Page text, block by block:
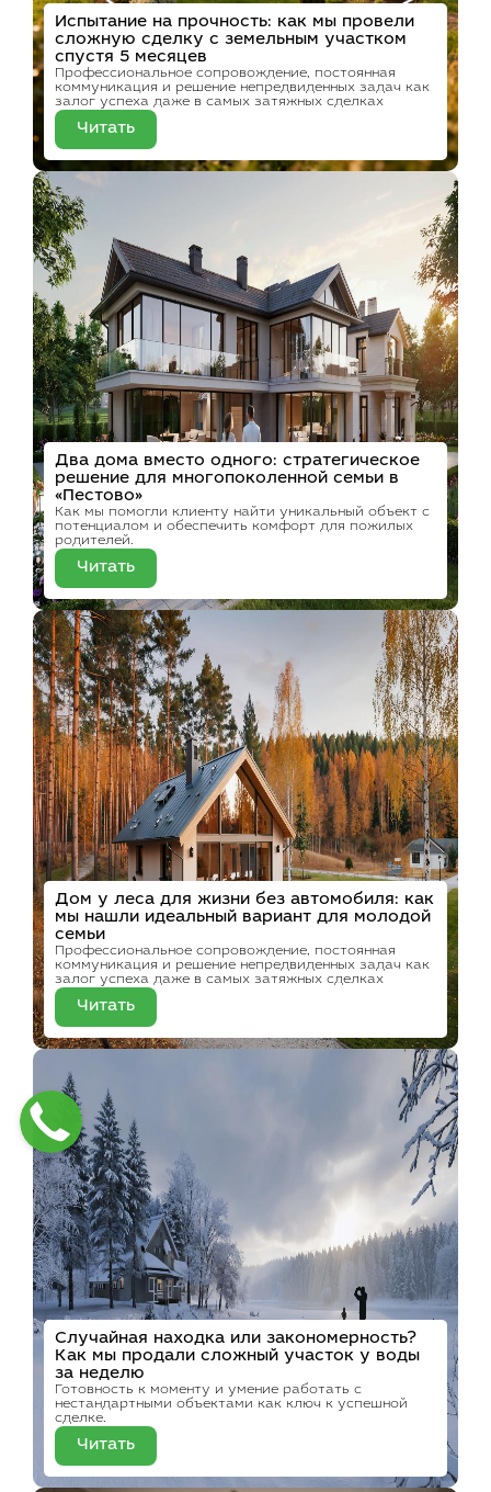
Испытание на прочность: как мы провели
сложную сделку с земельным участком
спустя 5 месяцев
Профессиональное сопровождение, постоянная
коммуникация и решение непредвиденных задач как
залог успеха даже в самых затяжных сделках
Читать
Два дома вместо одного: стратегическое
решение для многопоколенной семьи в
«Пестово»
Как мы помогли клиенту найти уникальный объект с
потенциалом и обеспечить комфорт для пожилых
родителей.
Читать
Дом у леса для жизни без автомобиля: как
мы нашли идеальный вариант для молодой
семьи
Профессиональное сопровождение, постоянная
коммуникация и решение непредвиденных задач как
залог успеха даже в самых затяжных сделках
Читать
Случайная находка или закономерность?
Как мы продали сложный участок у воды
за неделю
Готовность к моменту и умение работать с
нестандартными объектами как ключ к успешной
сделке.
Читать